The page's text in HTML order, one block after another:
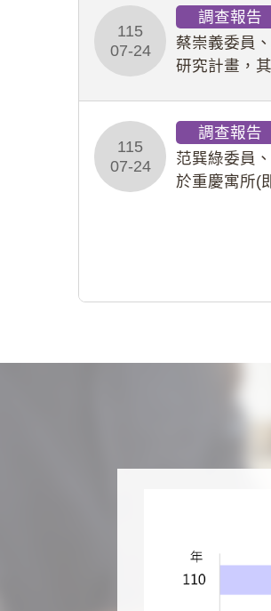
115
07-24
調查報告
蔡崇義委員
研究計畫，
115
07-24
調查報告
范巽綠委員
於重慶寓所(